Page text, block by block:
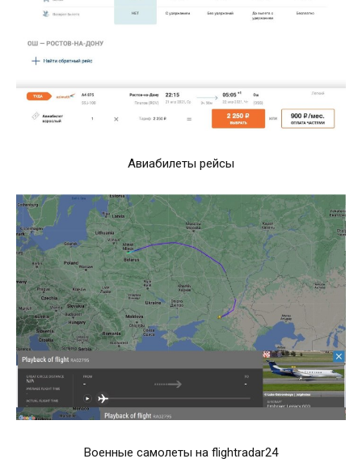
Авиабилеты рейсы
Военные самолеты на flightradar24